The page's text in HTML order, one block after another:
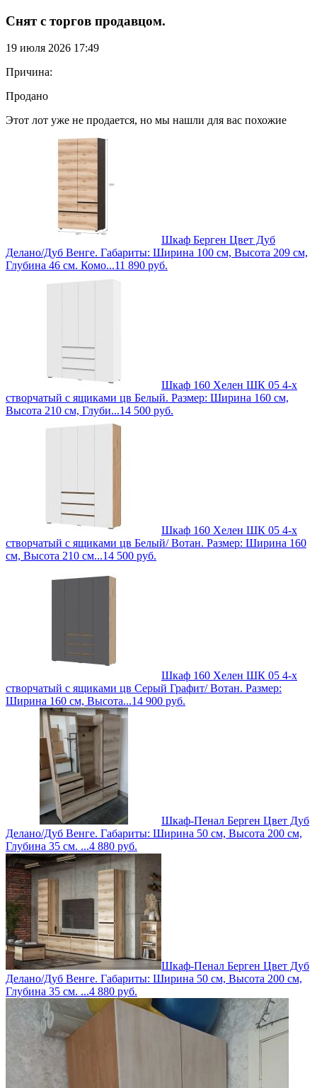
Снят с торгов продавцом.
19 июля 2026 17:49
Причина:
Продано
Этот лот уже не продается, но мы нашли для вас похожие
Шкаф Берген Цвет Дуб
Делано/Дуб Венге. Габариты: Ширина 100 см, Высота 209 см,
Глубина 46 см. Комо...11 890 руб.
Шкаф 160 Хелен ШК 05 4-х
створчатый с ящиками цв Белый. Размер: Ширина 160 см,
Высота 210 см, Глуби...14 500 руб.
Шкаф 160 Хелен ШК 05 4-х
створчатый с ящиками цв Белый/ Вотан. Размер: Ширина 160
см, Высота 210 см...14 500 руб.
Шкаф 160 Хелен ШК 05 4-х
створчатый с ящиками цв Серый Графит/ Вотан. Размер:
Ширина 160 см, Высота...14 900 руб.
Шкаф-Пенал Берген Цвет Дуб
Делано/Дуб Венге. Габариты: Ширина 50 см, Высота 200 см,
Глубина 35 см. ...4 880 руб.
Шкаф-Пенал Берген Цвет Дуб
Делано/Дуб Венге. Габариты: Ширина 50 см, Высота 200 см,
Глубина 35 см. ...4 880 руб.